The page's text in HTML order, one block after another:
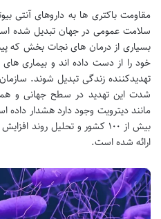
مقاومت باکتری ها به داروهای آنتی
سلامت عمومی در جهان تبدیل شده
بسیاری از درمان های نجات بخش که
خود را از دست داده اند و بیماری
شدت این تهدید در سطح جهانی و
مانند دیترویت وجود دارد هشدار
بیش از ۱۰۰ کشور و تحلیل روند
ارائه شده است.